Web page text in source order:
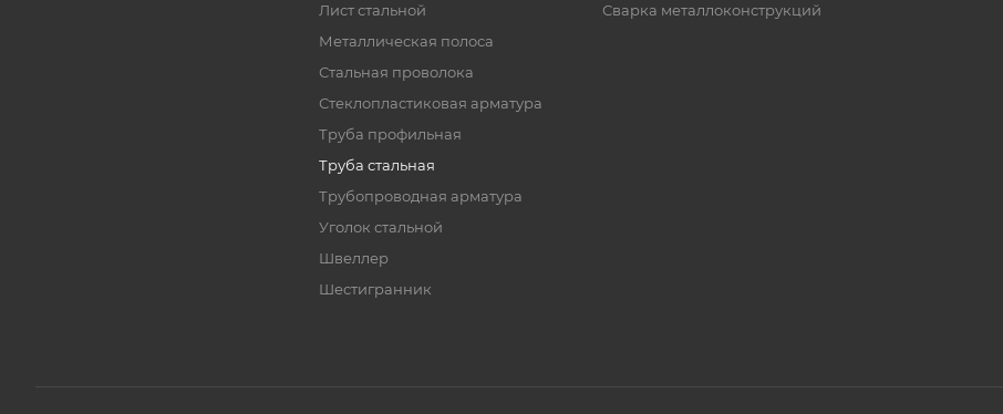
Лист стальной
Металлическая полоса
Стальная проволока
Стеклопластиковая арматура
Труба профильная
Труба стальная
Трубопроводная арматура
Уголок стальной
Швеллер
Шестигранник
Сварка металлоконструкций